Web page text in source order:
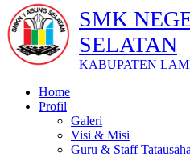
SMK
SELATAN
KABUPATEN
Home
Profil
Galeri
Visi & Misi
Guru & Staff Tatausaha